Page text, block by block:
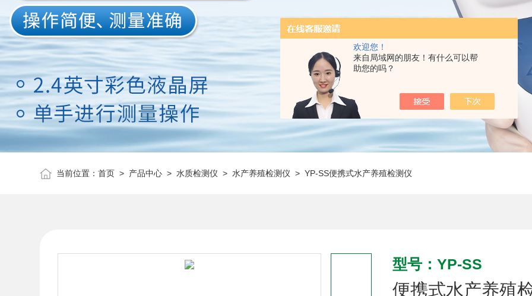
欢迎您！
来自局域网的朋友！有什么可以帮
助您的吗？
当前位置：首页 > 产品中心 >水质检测仪 >水产养殖检测仪 > YP-SS便携式水产养殖检测仪
型号：YP-SS
便携式水产养殖